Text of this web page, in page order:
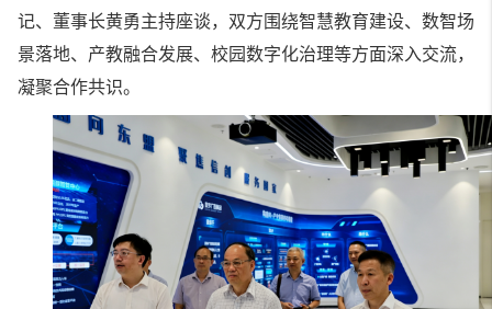
记、董事长黄勇主持座谈，双方围绕智慧教育建设、数智场
景落地、产教融合发展、校园数字化治理等方面深入交流，
凝聚合作共识。